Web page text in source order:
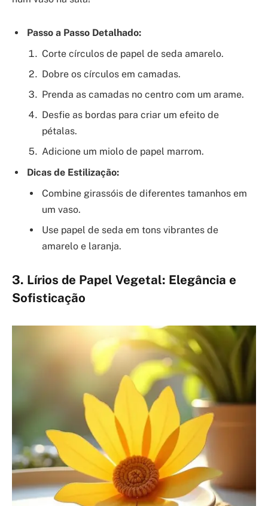
Passo a Passo Detalhado:
Corte círculos de papel de seda amarelo.
Dobre os círculos em camadas.
Prenda as camadas no centro com um arame.
Desfie as bordas para criar um efeito de
pétalas.
Adicione um miolo de papel marrom.
Dicas de Estilização:
Combine girassóis de diferentes tamanhos em
um vaso.
Use papel de seda em tons vibrantes de
amarelo e laranja.
3. Lírios de Papel Vegetal: Elegância e
Sofisticação